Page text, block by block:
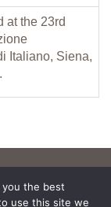
at the 23rd
Italiano, Siena,
the best
use this site we